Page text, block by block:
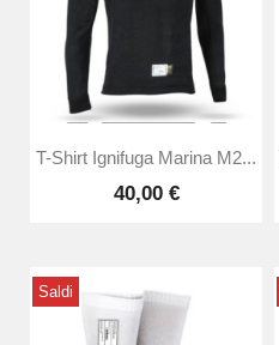
T-Shirt Ignifuga Marina M2...
40,00 €
Saldi